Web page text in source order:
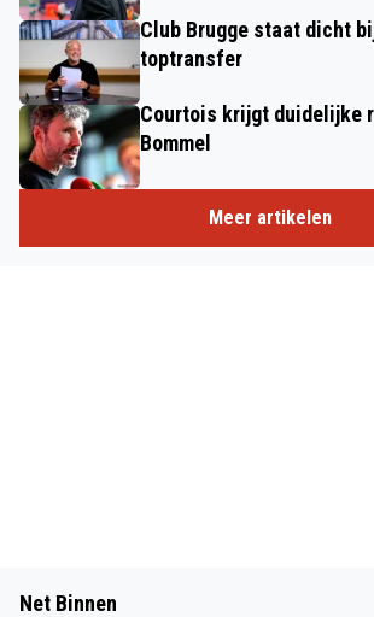
Club Brugge staat dicht
toptransfer
Courtois krijgt duidelijke
Bommel
Meer artikelen
Net Binnen